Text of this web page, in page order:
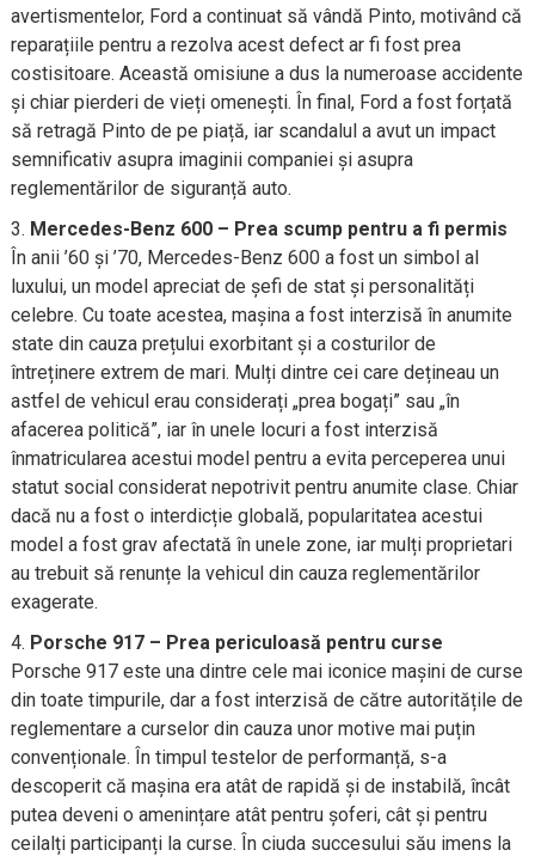
avertismentelor, Ford a continuat să vândă Pinto, motivând că
reparațiile pentru a rezolva acest defect ar fi fost prea
costisitoare. Această omisiune a dus la numeroase accidente
și chiar pierderi de vieți omenești. În final, Ford a fost forțată
să retragă Pinto de pe piață, iar scandalul a avut un impact
semnificativ asupra imaginii companiei și asupra
reglementărilor de siguranță auto.
Mercedes-Benz 600 – Prea scump pentru a fi permis
În anii ’60 și ’70, Mercedes-Benz 600 a fost un simbol al
luxului, un model apreciat de șefi de stat și personalități
celebre. Cu toate acestea, mașina a fost interzisă în anumite
state din cauza prețului exorbitant și a costurilor de
întreținere extrem de mari. Mulți dintre cei care dețineau un
astfel de vehicul erau considerați „prea bogați” sau „în
afacerea politică”, iar în unele locuri a fost interzisă
înmatricularea acestui model pentru a evita perceperea unui
statut social considerat nepotrivit pentru anumite clase. Chiar
dacă nu a fost o interdicție globală, popularitatea acestui
model a fost grav afectată în unele zone, iar mulți proprietari
au trebuit să renunțe la vehicul din cauza reglementărilor
exagerate.
Porsche 917 – Prea periculoasă pentru curse
Porsche 917 este una dintre cele mai iconice mașini de curse
din toate timpurile, dar a fost interzisă de către autoritățile de
reglementare a curselor din cauza unor motive mai puțin
convenționale. În timpul testelor de performanță, s-a
descoperit că mașina era atât de rapidă și de instabilă, încât
putea deveni o amenințare atât pentru șoferi, cât și pentru
ceilalți participanți la curse. În ciuda succesului său imens la